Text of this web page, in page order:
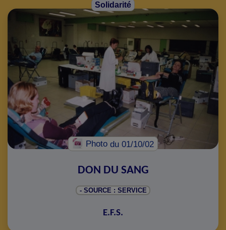
Solidarité
Photo du 01/10/02
DON DU SANG
- SOURCE : SERVICE
E.F.S.